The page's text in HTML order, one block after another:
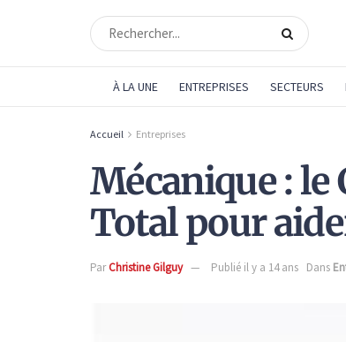
À LA UNE ENTREPRISES SECTEURS
Accueil Entreprises
Mécanique : le
Total pour
ParChristine Gilguy Publié il y a 14 ans Dans